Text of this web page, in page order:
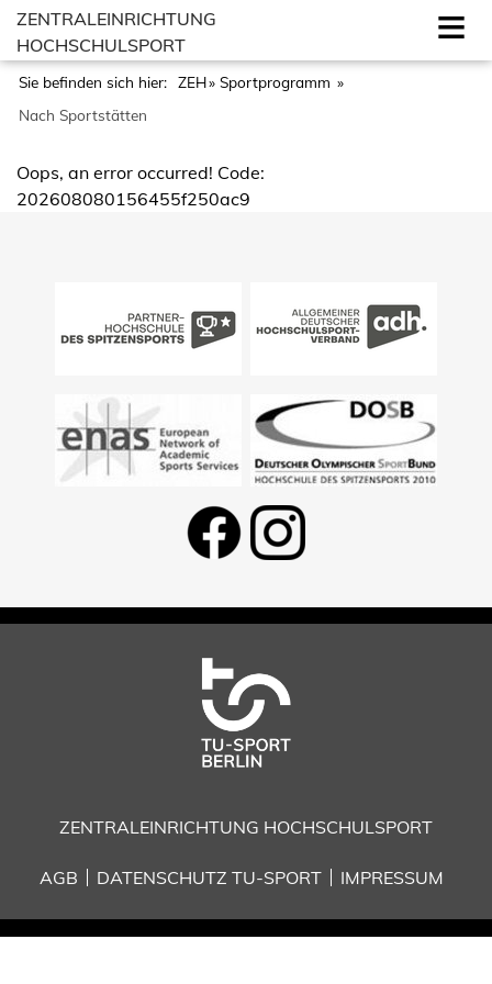
ZENTRALEINRICHTUNG
HOCHSCHULSPORT
Sie befinden sich hier: ZEH
Sportprogramm
Nach Sportstätten
Oops, an error occurred! Code:
202608080156455f250ac9
ZENTRALEINRICHTUNG HOCHSCHULSPORT
AGB DATENSCHUTZ TU-SPORT IMPRESSUM